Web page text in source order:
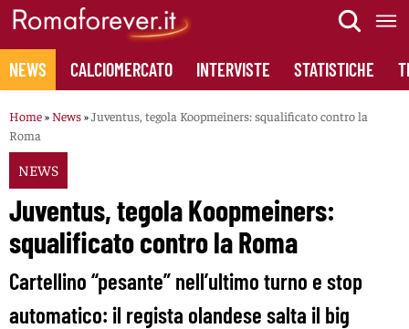
Skip
content
NEWS CALCIOMERCATO INTERVISTE STATISTICHE
Home» News»Juventus, tegola Koopmeiners: squalificato contro la
Roma
NEWS
Juventus, tegola Koopmeiners:
squalificato contro la Roma
Cartellino “pesante” nell’ultimo turno e stop
automatico: il regista olandese salta il big